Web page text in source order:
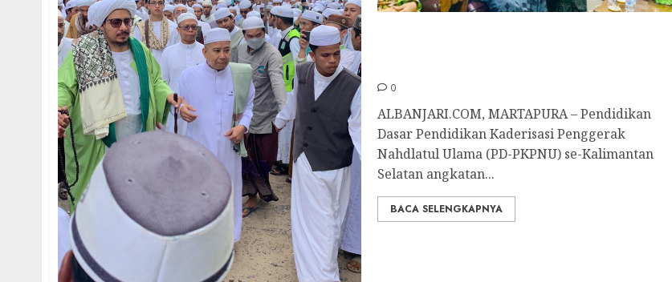
0
ALBANJARI.COM, MARTAPURA – Pendidikan
Dasar Pendidikan Kaderisasi Penggerak
Nahdlatul Ulama (PD-PKPNU) se-Kalimantan
Selatan angkatan...
BACA SELENGKAPNYA